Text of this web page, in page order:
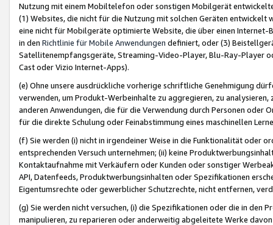
Nutzung mit einem Mobiltelefon oder sonstigen Mobilgerät
(1) Websites, die nicht für die Nutzung mit solchen Geräten
eine nicht für Mobilgeräte optimierte Website, die über einen
in den Richtlinie für Mobile Anwendungen definiert, oder (3)
Satellitenempfangsgeräte, Streaming-Video-Player, Blu-Ray-Player
Cast oder Vizio Internet-Apps).
(e) Ohne unsere ausdrückliche vorherige schriftliche Genehmigung
verwenden, um Produkt-Werbeinhalte zu aggregieren, zu
anderen Anwendungen, die für die Verwendung durch Personen
für die direkte Schulung oder Feinabstimmung eines maschinellen
(f) Sie werden (i) nicht in irgendeiner Weise in die Funktionalität oder
entsprechenden Versuch unternehmen; (ii) keine
Kontaktaufnahme mit Verkäufern oder Kunden oder sonstiger
API, Datenfeeds, Produktwerbungsinhalten oder Spezifikationen
Eigentumsrechte oder gewerblicher Schutzrechte, nicht entfernen,
(g) Sie werden nicht versuchen, (i) die Spezifikationen oder die in
manipulieren, zu reparieren oder anderweitig abgeleitete Werke